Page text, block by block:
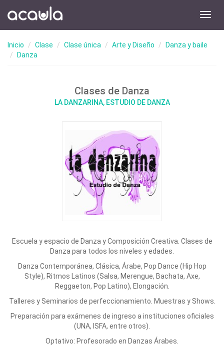
Inicio Clase Clase única Arte y Diseño
Danza y baile
Danza
Clases de Danza
LA DANZARINA, ESTUDIO DE DANZA
Escuela y espacio de Danza y Composición Creativa. Clases de
Danza para todos los niveles y edades.
Danza Contemporánea, Clásica, Árabe, Pop Dance (Hip Hop
Style), Ritmos Latinos (Salsa, Merengue, Bachata, Axe,
Reggaeton, Pop Latino), Elongación.
Talleres y Seminarios de perfeccionamiento. Muestras y Shows.
Preparación para exámenes de ingreso a instituciones oficiales
(UNA, ISFA, entre otros).
Optativo: Profesorado en Danzas Árabes.